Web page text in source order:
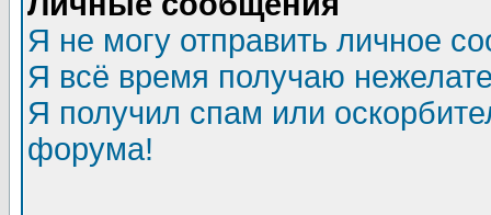
Я не могу отправить личное
Я всё время получаю
Я получил спам или
форума!